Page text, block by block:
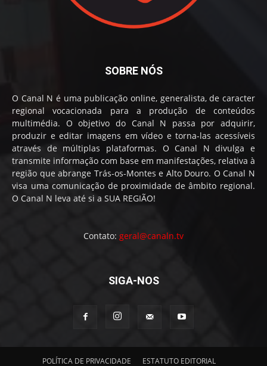
SOBRE NÓS
O Canal N é uma publicação online, generalista, de caracter
regional vocacionada para a produção de conteúdos
multimédia. O objetivo do Canal N passa por adquirir,
produzir e editar imagens em vídeo e torna-las acessíveis
através de múltiplas plataformas. O Canal N divulga e
transmite informação com base em manifestações, relativa à
região que abrange Trás-os-Montes e Alto Douro. O Canal N
visa uma comunicação de proximidade de âmbito regional.
O Canal N leva até si a SUA REGIÃO!
Contato: geral@canaln.tv
SIGA-NOS
POLÍTICA DE PRIVACIDADE ESTATUTO EDITORIAL